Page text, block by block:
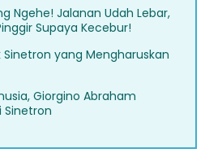
Ngehe! Jalanan Udah Lebar,
Supaya Kecebur!
Sinetron yang Mengharuskan
Giorgino Abraham
Sinetron